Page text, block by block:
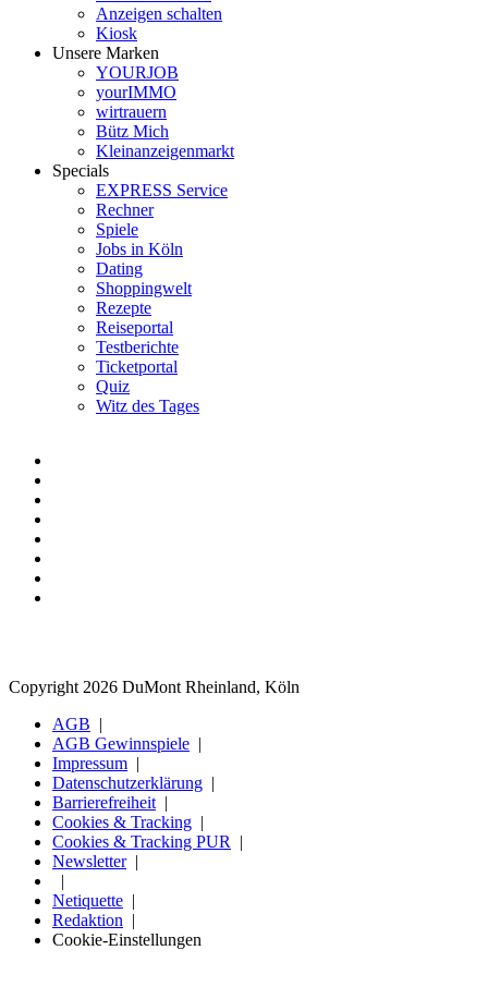
Anzeigen schalten
Kiosk
Unsere Marken
YOURJOB
yourIMMO
wirtrauern
Bütz Mich
Kleinanzeigenmarkt
Specials
EXPRESS Service
Rechner
Spiele
Jobs in Köln
Dating
Shoppingwelt
Rezepte
Reiseportal
Testberichte
Ticketportal
Quiz
Witz des Tages
Copyright 2026 DuMont Rheinland, Köln
AGB
AGB Gewinnspiele
Impressum
Datenschutzerklärung
Barrierefreiheit
Cookies & Tracking
Cookies & Tracking PUR
Newsletter
Netiquette
Redaktion
Cookie-Einstellungen